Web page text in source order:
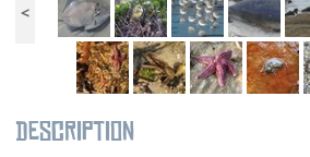
<
Description